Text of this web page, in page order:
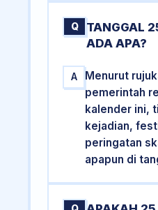
Q
TANGGAL
ADA APA?
A
Menurut
pemerintah
kalender ini,
kejadian,
peringatan
apapun di